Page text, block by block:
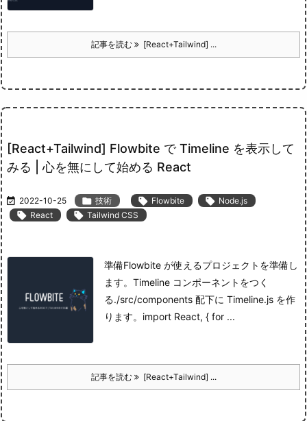
記事を読む [React+Tailwind] ...
[React+Tailwind] Flowbite で Timeline を表示して
みる | 心を無にして始める React
 2022-10-25  技術  Flowbite  Node.js
 React  Tailwind CSS
準備Flowbite が使えるプロジェクトを準備し
ます。Timeline コンポーネントをつく
る./src/components 配下に Timeline.js を作
ります。 import React, { for ...
記事を読む [React+Tailwind] ...